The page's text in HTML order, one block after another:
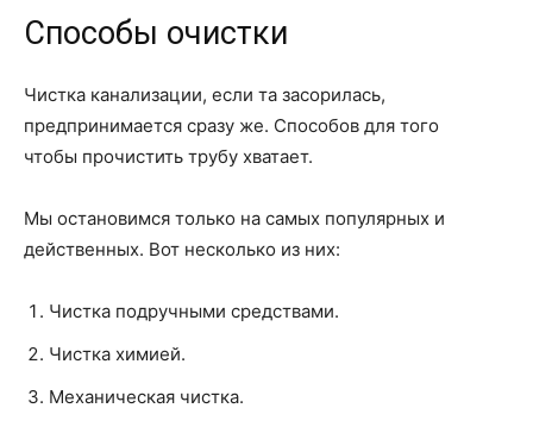
Способы очистки
Чистка канализации, если та засорилась,
предпринимается сразу же. Способов для того
чтобы прочистить трубу хватает.
Мы остановимся только на самых популярных и
действенных. Вот несколько из них:
Чистка подручными средствами.
Чистка химией.
Механическая чистка.